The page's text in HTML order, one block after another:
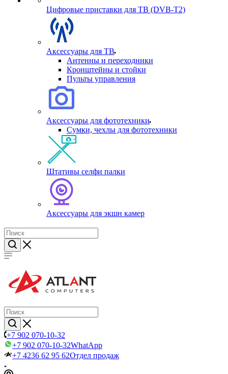
Цифровые приставки для ТВ (DVB-T2)
Аксессуары для ТВ
Антенны и переходники
Кронштейны и стойки
Пульты управления
Аксессуары для фототехники
Сумки, чехлы для фототехники
Штативы селфи палки
Аксессуары для экшн камер
+7 902 070-10-32
+7 902 070-10-32WhatApp
+7 4236 62 95 62Отдел продаж